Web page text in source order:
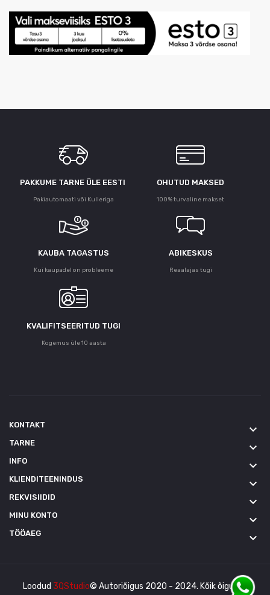
PAKKUME TARNE ÜLE ЕESTI
Pakiautomaati või Kulleriga
OHUTUD MAKSED
100% turvaline makset
KAUBA TAGASTUS
Kui kaupadel on probleeme
ABIKESKUS
Reaalajas tugi
KVALIFITSEERITUD TUGI
Kogemus üle 10 aasta
KONTAKT keyboard_arrow_down
TARNE keyboard_arrow_down
INFO keyboard_arrow_down
KLIENDITEENINDUS keyboard_arrow_down
REKVISIIDID keyboard_arrow_down
MINU KONTO keyboard_arrow_down
TÖÖAEG keyboard_arrow_down
Loodud 3QStudio© Autoriõigus 2020 - 2024. Kõik õigused